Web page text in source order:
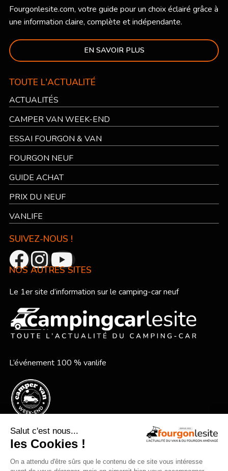
Fourgonlesite.com, votre guide pour un choix éclairé grâce à
une information claire, complète et indépendante.
EN SAVOIR PLUS
TOUTE L'ACTUALITÉ
ACTUALITÉS
CAMPER VAN WEEK-END
ESSAI FOURGON & VAN
FOURGON NEUF
GUIDE ACHAT
PRIX DU NEUF
VANLIFE
SUIVEZ-NOUS !
NOS AUTRES SITES
Le 1er site d’information sur le camping-car neuf
L’événement 100 % vanlife
Le festival vanlife en bord de mer